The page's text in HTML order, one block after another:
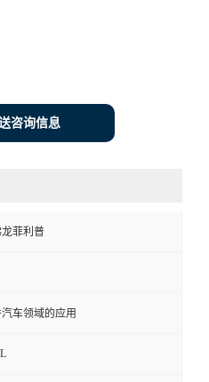
咨询信息
菲利普
车领域的应用